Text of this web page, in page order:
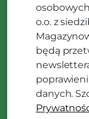
o.o. z
będą
danych.